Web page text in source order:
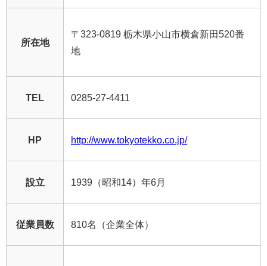
所在地
〒323-0819 栃木県小山市横倉新田520番
地
TEL 0285-27-4411
HP http://www.tokyotekko.co.jp/
設立 1939（昭和14）年6月
従業員数 810名（企業全体）